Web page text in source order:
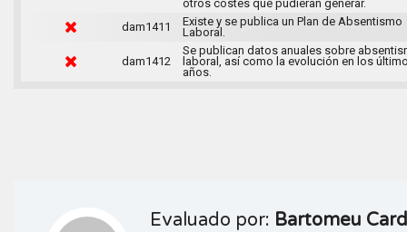
otros costes que pudieran generar.
dam1411
Existe y se publica un Plan de Absentismo
Laboral.
dam1412
Se publican datos anuales sobre
laboral, así como la evolución en los
años.
Evaluado por: Bartomeu